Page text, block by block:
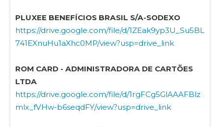
PLUXEE BENEFÍCIOS BRASIL S/A-SODEXO
https://drive.google.com/file/d/1ZEak9yp3U_Su5BL
741EXnuHu1aXhc0MP/view?usp=drive_link
ROM CARD - ADMINISTRADORA DE CARTÕES
LTDA
https://drive.google.com/file/d/1rgFCg5GlAAAFBlz
mlx_fVHw-b6seqdFY/view?usp=drive_link